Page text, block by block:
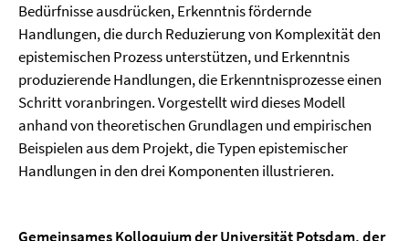
Bedürfnisse ausdrücken, Erkenntnis fördernde
Handlungen, die durch Reduzierung von Komplexität den
epistemischen Prozess unterstützen, und Erkenntnis
produzierende Handlungen, die Erkenntnisprozesse einen
Schritt voranbringen. Vorgestellt wird dieses Modell
anhand von theoretischen Grundlagen und empirischen
Beispielen aus dem Projekt, die Typen epistemischer
Handlungen in den drei Komponenten illustrieren.
Gemeinsames Kolloquium der Universität Potsdam, der